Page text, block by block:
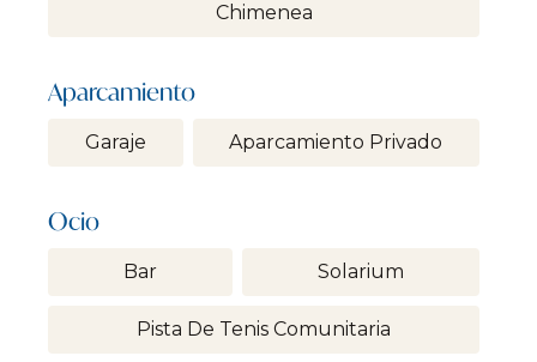
Chimenea
Aparcamiento
Garaje Aparcamiento Privado
Ocio
Bar Solarium
Pista De Tenis Comunitaria